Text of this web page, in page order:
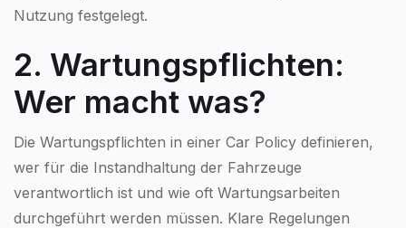
Nutzung festgelegt.
2. Wartungspflichten:
Wer macht was?
Die Wartungspflichten in einer Car Policy definieren,
wer für die Instandhaltung der Fahrzeuge
verantwortlich ist und wie oft Wartungsarbeiten
durchgeführt werden müssen. Klare Regelungen